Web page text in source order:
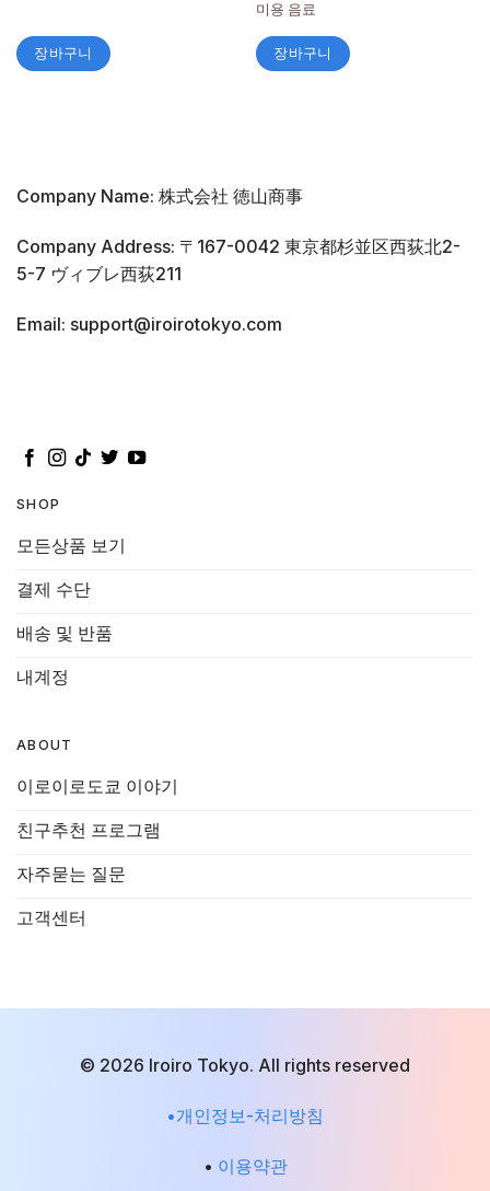
장바구니
미용 음료
장바구니
Company Name: 株式会社 徳山商事
Company Address: 〒167-0042 東京都杉並区西荻北2-
5-7 ヴィブレ西荻211
Email: support@iroirotokyo.com
SHOP
모든상품 보기
결제 수단
배송 및 반품
내계정
ABOUT
이로이로도쿄 이야기
친구추천 프로그램
자주묻는 질문
고객센터
© 2026 Iroiro Tokyo. All rights reserved
•개인정보-처리방침
• 이용약관